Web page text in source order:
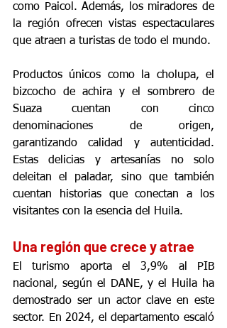
como Paicol. Además, los miradores de
la región ofrecen vistas espectaculares
que atraen a turistas de todo el mundo.
Productos únicos como la cholupa, el
bizcocho de achira y el sombrero de
Suaza cuentan con cinco
denominaciones de origen,
garantizando calidad y autenticidad.
Estas delicias y artesanías no solo
deleitan el paladar, sino que también
cuentan historias que conectan a los
visitantes con la esencia del Huila.
Una región que crece y atrae
El turismo aporta el 3,9% al PIB
nacional, según el DANE, y el Huila ha
demostrado ser un actor clave en este
sector. En 2024, el departamento escaló